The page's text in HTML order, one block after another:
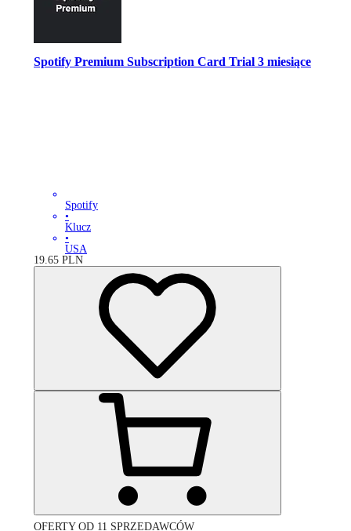
Spotify Premium Subscription Card Trial 3 miesiące
Spotify
•
Klucz
•
USA
19.65 PLN
OFERTY OD 11 SPRZEDAWCÓW